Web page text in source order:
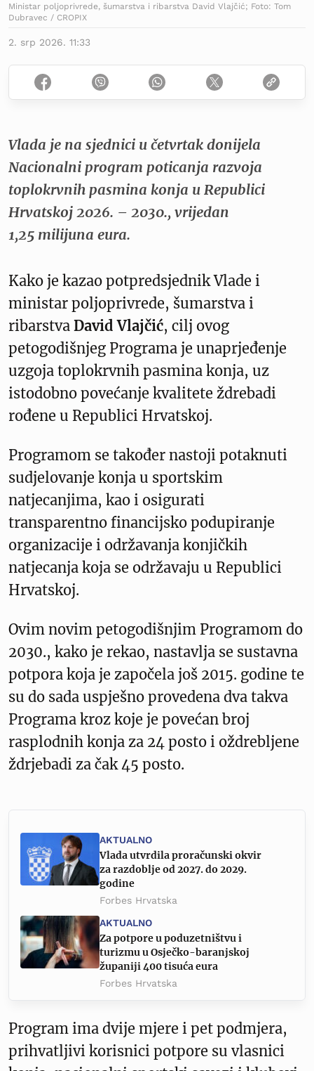
Ministar poljoprivrede, šumarstva i ribarstva David Vlajčić; Foto: Tom
Dubravec / CROPIX
2. srp 2026. 11:33
Vlada je na sjednici u četvrtak donijela
Nacionalni program poticanja razvoja
toplokrvnih pasmina konja u Republici
Hrvatskoj 2026. – 2030., vrijedan
1,25 milijuna eura.
Kako je kazao potpredsjednik Vlade i
ministar poljoprivrede, šumarstva i
ribarstva David Vlajčić, cilj ovog
petogodišnjeg Programa je unaprjeđenje
uzgoja toplokrvnih pasmina konja, uz
istodobno povećanje kvalitete ždrebadi
rođene u Republici Hrvatskoj.
Programom se također nastoji potaknuti
sudjelovanje konja u sportskim
natjecanjima, kao i osigurati
transparentno financijsko podupiranje
organizacije i održavanja konjičkih
natjecanja koja se održavaju u Republici
Hrvatskoj.
Ovim novim petogodišnjim Programom do
2030., kako je rekao, nastavlja se sustavna
potpora koja je započela još 2015. godine te
su do sada uspješno provedena dva takva
Programa kroz koje je povećan broj
rasplodnih konja za 24 posto i oždrebljene
ždrjebadi za čak 45 posto.
AKTUALNO
Vlada utvrdila proračunski okvir
za razdoblje od 2027. do 2029.
godine
Forbes Hrvatska
AKTUALNO
Za potpore u poduzetništvu i
turizmu u Osječko-baranjskoj
županiji 400 tisuća eura
Forbes Hrvatska
Program ima dvije mjere i pet podmjera,
prihvatljivi korisnici potpore su vlasnici